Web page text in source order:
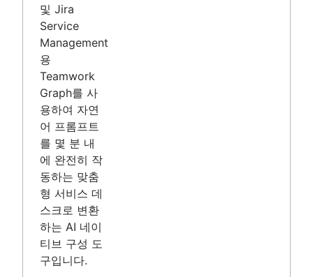
및 Jira
Service
Management
용
Teamwork
Graph를 사
용하여 자연
어 프롬프트
를 몇 분 내
에 완전히 작
동하는 맞춤
형 서비스 데
스크로 변환
하는 AI 네이
티브 구성 도
구입니다.